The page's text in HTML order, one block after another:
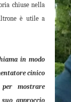
chiuse nella
è utile a
in modo
cinico
mostrare
approccio